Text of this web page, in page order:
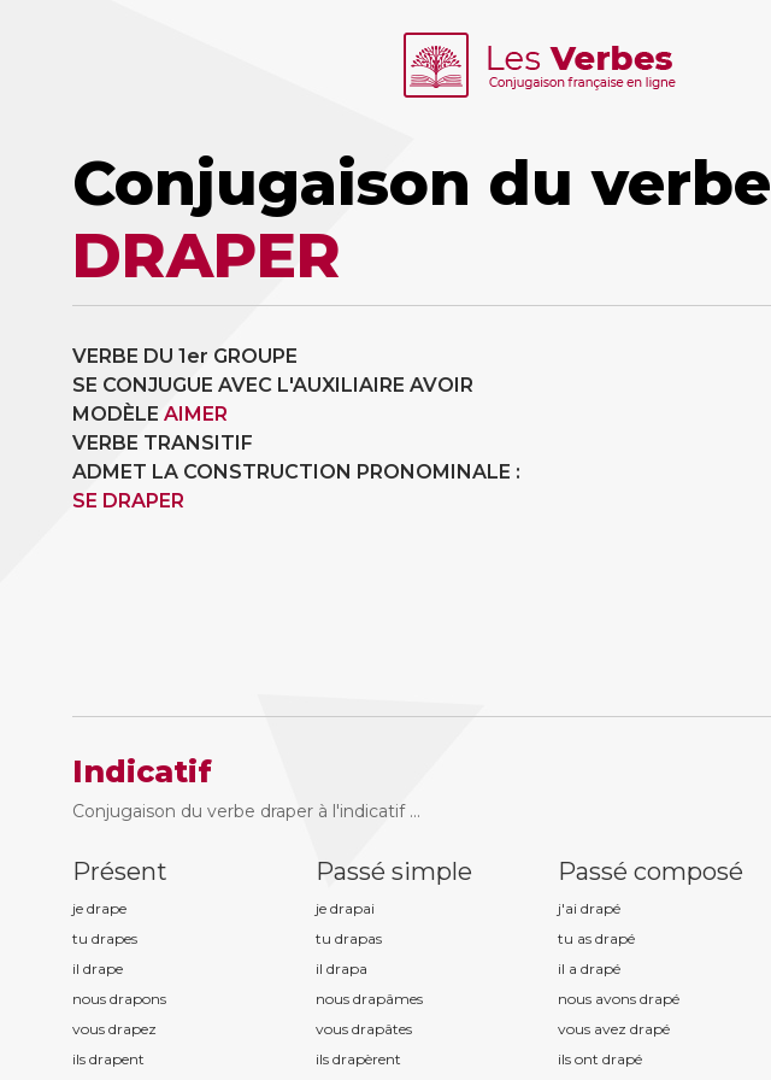
Conjugaison du verbe
DRAPER
VERBE DU 1er GROUPE
SE CONJUGUE AVEC L'AUXILIAIRE AVOIR
MODÈLE AIMER
VERBE TRANSITIF
ADMET LA CONSTRUCTION PRONOMINALE :
SE DRAPER
Indicatif
Conjugaison du verbe draper à l'indicatif ...
Présent
je drape
tu drapes
il drape
nous drapons
vous drapez
ils drapent
Passé simple
je drapai
tu drapas
il drapa
nous drapâmes
vous drapâtes
ils drapèrent
Passé composé
j'ai drapé
tu as drapé
il a drapé
nous avons drapé
vous avez drapé
ils ont drapé